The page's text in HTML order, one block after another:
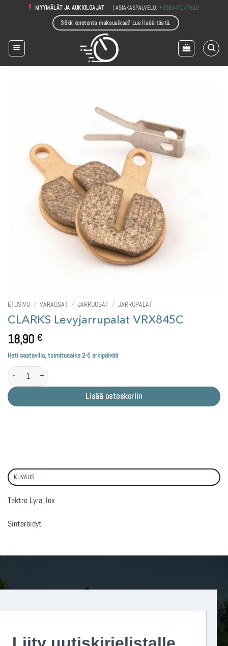
MYYMÄLÄT JA AUKIOLOAJAT | ASIAKASPALVELU:+358447247810
36kk korotonta maksuaikaa? Lue lisää tästä.
ETUSIVU / VARAOSAT / JARRUOSAT / JARRUPALAT
CLARKS Levyjarrupalat VRX845C
18,90 €
Heti saatavilla, toimitusaika 2-5 arkipäivää
CLARKS Levyjarrupalat VRX845C määrä
Lisää ostoskoriin
KUVAUS
Tektro Lyra, Iox
Sinteröidyt